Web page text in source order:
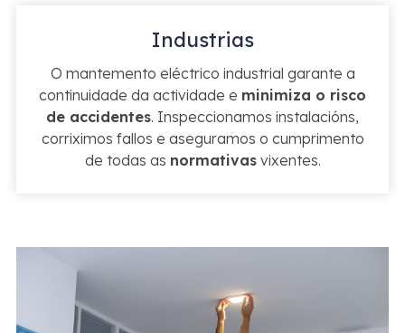
Industrias
O mantemento eléctrico industrial garante a
continuidade da actividade e minimiza o risco
de accidentes. Inspeccionamos instalacións,
corriximos fallos e aseguramos o cumprimento
de todas as normativasvixentes.